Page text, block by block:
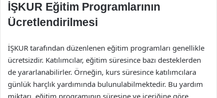
İŞKUR Eğitim Programlarının
Ücretlendirilmesi
İŞKUR tarafından düzenlenen eğitim programları genellikle
ücretsizdir. Katılımcılar, eğitim süresince bazı desteklerden
de yararlanabilirler. Örneğin, kurs süresince katılımcılara
günlük harçlık yardımında bulunulabilmektedir. Bu yardım
miktarı, eğitim programının süresine ve içeriğine göre